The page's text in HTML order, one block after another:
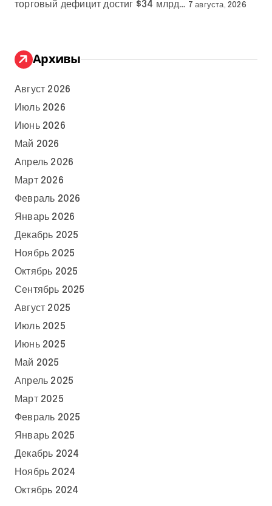
торговый дефицит достиг $34 млрд… 7 августа, 2026
Архивы
Август 2026
Июль 2026
Июнь 2026
Май 2026
Апрель 2026
Март 2026
Февраль 2026
Январь 2026
Декабрь 2025
Ноябрь 2025
Октябрь 2025
Сентябрь 2025
Август 2025
Июль 2025
Июнь 2025
Май 2025
Апрель 2025
Март 2025
Февраль 2025
Январь 2025
Декабрь 2024
Ноябрь 2024
Октябрь 2024